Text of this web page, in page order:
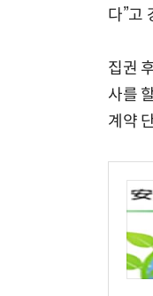
다”고
집권
사를
계약